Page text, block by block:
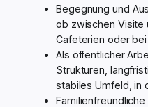
Begegnung und
ob zwischen Visite
Cafeterien oder
Als öffentlicher
Strukturen,
stabiles Umfeld, in
Familienfreundliche